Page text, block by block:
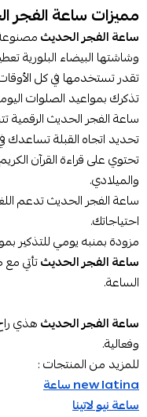
مميزات ساعة الفجر
ساعة الفجر الحديث
وشاشتها البيضاء البلورية
تقدر تستخدمها في كل
تذكرك بمواعيد الصلوات
ساعة الفجر الحديث الرقمية
تحديد اتجاه القبلة تساعدك
تحتوي على قراءة القرآن
والميلادي.
ساعة الفجر الحديثتدعم
احتياجاتك.
مزودة بمنبه يومي للتذكير
ساعة الفجر الحديثتأتي
الساعة.
ساعة الفجر الحديثهذي
وفعالية.
للمزيد من المنتجات :
new latina ساعة
ساعة نيو لاتينا